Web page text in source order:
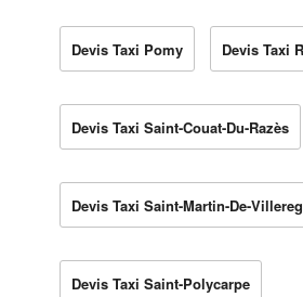
Devis Taxi Pomy Devis Taxi
Devis Taxi Saint-Couat-Du-Razès
Devis Taxi Saint-Martin-De-
Devis Taxi Saint-Polycarpe